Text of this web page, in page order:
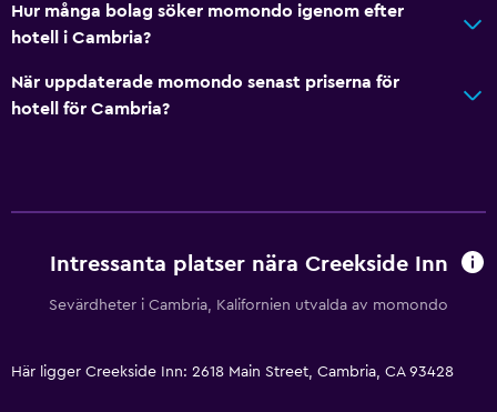
Hur många bolag söker momondo igenom efter
hotell i Cambria?
När uppdaterade momondo senast priserna för
hotell för Cambria?
Intressanta platser nära Creekside Inn
Sevärdheter i Cambria, Kalifornien utvalda av momondo
Här ligger Creekside Inn: 2618 Main Street, Cambria, CA 93428